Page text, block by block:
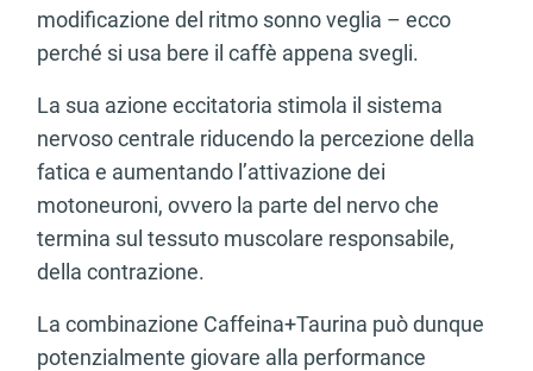
modificazione del ritmo sonno veglia – ecco
perché si usa bere il caffè appena svegli.
La sua azione eccitatoria stimola il sistema
nervoso centrale riducendo la percezione della
fatica e aumentando l’attivazione dei
motoneuroni, ovvero la parte del nervo che
termina sul tessuto muscolare responsabile,
della contrazione.
La combinazione Caffeina+Taurina può dunque
potenzialmente giovare alla performance